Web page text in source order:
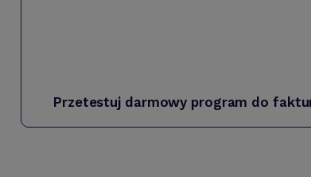
Przetestuj darmowy program do